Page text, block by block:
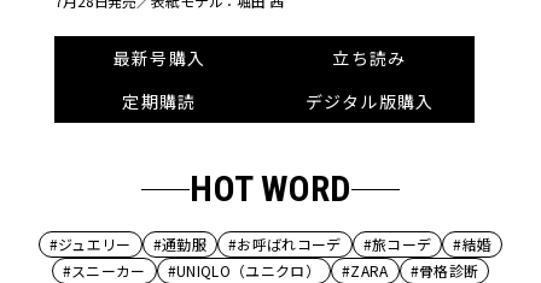
最新号購入
立ち読み
定期購読
デジタル版購入
HOT WORD
#ジュエリー #通勤服 #お呼ばれコーデ #旅コーデ
#結婚
#スニーカー
#UNIQLO（ユニクロ） #ZARA #骨格診断